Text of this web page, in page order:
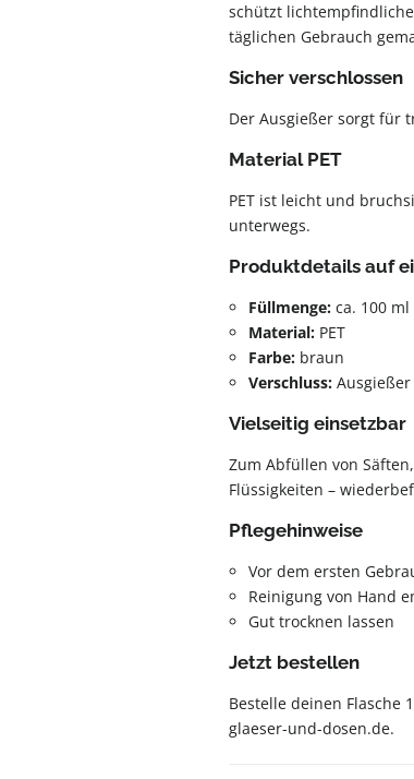
schützt
täglichen Gebrauch
Sicher verschlossen
Der Ausgießer sorgt für
Material PET
PET ist leicht und
unterwegs.
Produktdetails auf
Füllmenge: ca. 100 ml
Material: PET
Farbe: braun
Verschluss: Ausgießer
Vielseitig einsetzbar
Zum Abfüllen von
Flüssigkeiten –
Pflegehinweise
Vor dem ersten
Reinigung von Hand
Gut trocknen lassen
Jetzt bestellen
Bestelle deinen Flasche
glaeser-und-dosen.de.